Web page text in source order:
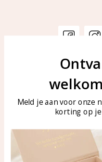
Veelgestelde vragen
Sieraden onderhouden
Meld je aan voor onze
korting op